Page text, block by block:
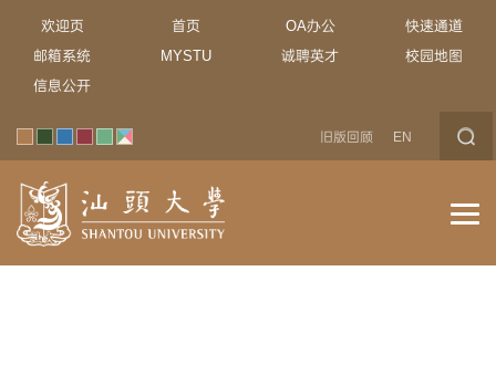
欢迎页 首页 OA办公
快速通道
邮箱系统
MYSTU 诚聘英才
校园地图
信息公开
旧版回顾 EN